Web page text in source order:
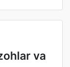
va